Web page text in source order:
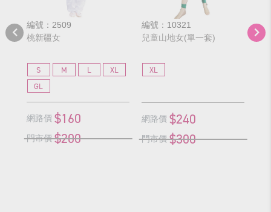
編號：2509
桃新疆女
S M L
XL
GL
網路價 $160
門市價 $200
編號：10321
兒童山地女(單一套)
XL
網路價 $240
門市價 $300
編
力